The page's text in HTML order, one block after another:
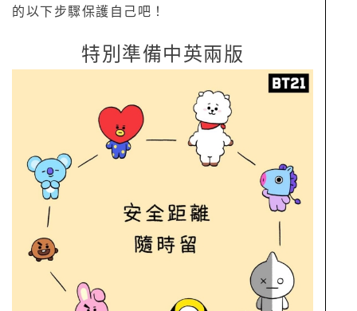
的以下步驟保護自己吧！
特別準備中英兩版